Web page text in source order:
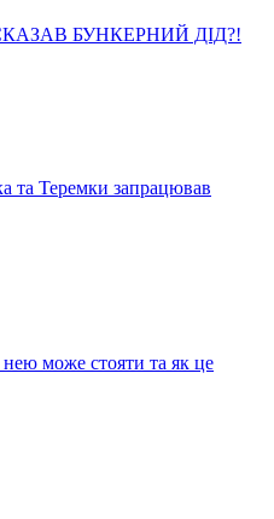
СКАЗАВ БУНКЕРНИЙ ДІД?!
та Теремки запрацював
нею може стояти та як це